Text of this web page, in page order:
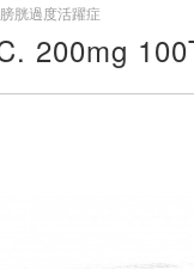
膀胱過度活躍症